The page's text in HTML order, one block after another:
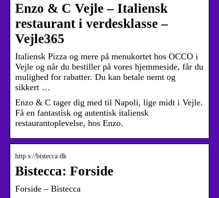
Enzo & C Vejle – Italiensk
restaurant i verdesklasse –
Vejle365
Italiensk Pizza og mere på menukortet hos OCCO i
Vejle og når du bestiller på vores hjemmeside, får du
mulighed for rabatter. Du kan betale nemt og
sikkert …
Enzo & C tager dig med til Napoli, lige midt i Vejle.
Få en fantastisk og autentisk italiensk
restaurantoplevelse, hos Enzo.
http s://bistecca.dk
Bistecca: Forside
Forside – Bistecca